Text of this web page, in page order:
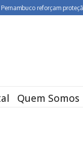
reforçam proteção
Quem Somos